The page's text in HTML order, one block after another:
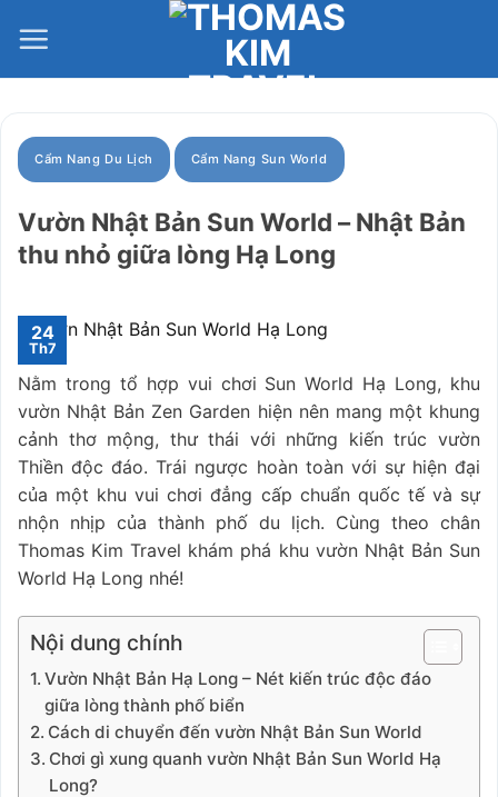
qua
Cẩm Nang Du Lịch Cẩm Nang Sun World
Vườn Nhật Bản Sun World – Nhật Bản
thu nhỏ giữa lòng Hạ Long
24
Th7
Nằm trong tổ hợp vui chơi Sun World Hạ Long, khu
vườn Nhật Bản Zen Garden hiện nên mang một khung
cảnh thơ mộng, thư thái với những kiến trúc vườn
Thiền độc đáo. Trái ngược hoàn toàn với sự hiện đại
của một khu vui chơi đẳng cấp chuẩn quốc tế và sự
nhộn nhịp của thành phố du lịch. Cùng theo chân
Thomas Kim Travel khám phá khu vườn Nhật Bản Sun
World Hạ Long nhé!
Nội dung chính
Vườn Nhật Bản Hạ Long – Nét kiến trúc độc đáo
giữa lòng thành phố biển
Cách di chuyển đến vườn Nhật Bản Sun World
Chơi gì xung quanh vườn Nhật Bản Sun World Hạ
Long?